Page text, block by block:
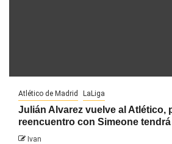
Atlético de Madrid LaLiga
Julián Alvarez vuelve al Atlético,
reencuentro con Simeone
Ivan